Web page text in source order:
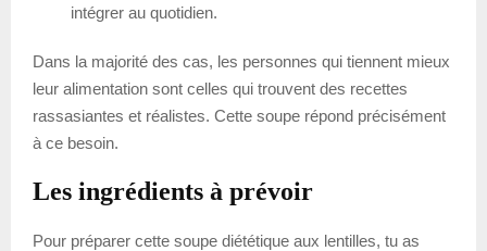
intégrer au quotidien.
Dans la majorité des cas, les personnes qui tiennent mieux
leur alimentation sont celles qui trouvent des recettes
rassasiantes et réalistes. Cette soupe répond précisément
à ce besoin.
Les ingrédients à prévoir
Pour préparer cette soupe diététique aux lentilles, tu as